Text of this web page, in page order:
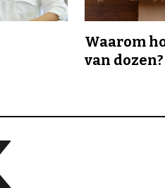
Waarom
van dozen?